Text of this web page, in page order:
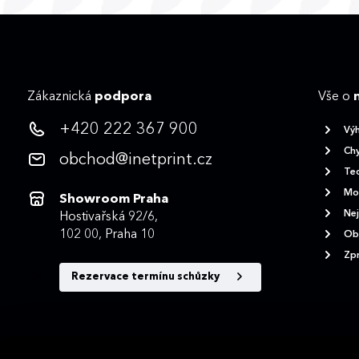
Zákaznická podpora
+420 222 367 900
obchod@inetprint.cz
Showroom Praha
Hostivařská 92/6,
102 00, Praha 10
Rezervace termínu schůzky
Vše o